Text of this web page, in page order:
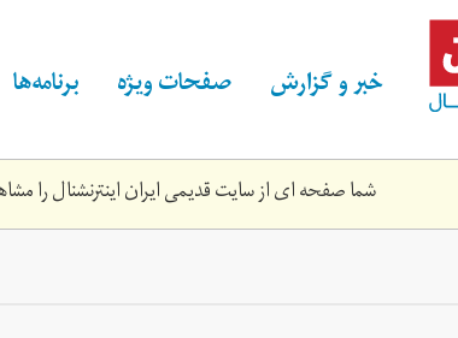
خبر و گزارش صفحات ویژه برنامه‌ها
شما صفحه ای از سایت قدیمی ایران اینترنشنال را